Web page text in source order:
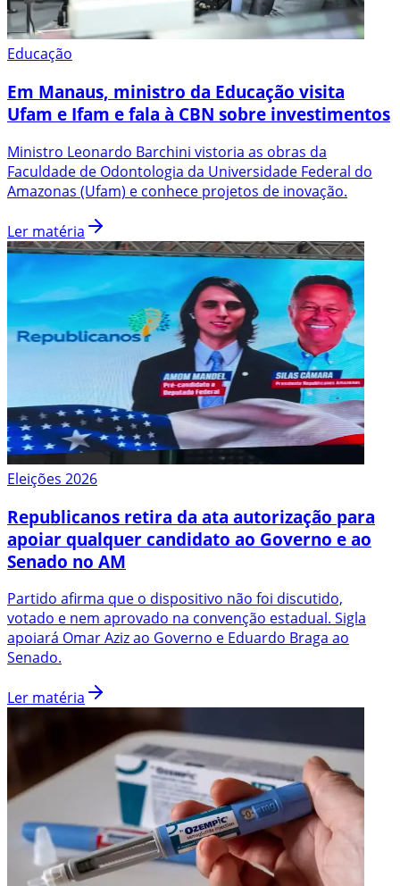
Educação
Em Manaus, ministro da Educação visita
Ufam e Ifam e fala à CBN sobre investimentos
Ministro Leonardo Barchini vistoria as obras da
Faculdade de Odontologia da Universidade Federal do
Amazonas (Ufam) e conhece projetos de inovação.
Ler matéria
Eleições 2026
Republicanos retira da ata autorização para
apoiar qualquer candidato ao Governo e ao
Senado no AM
Partido afirma que o dispositivo não foi discutido,
votado e nem aprovado na convenção estadual. Sigla
apoiará Omar Aziz ao Governo e Eduardo Braga ao
Senado.
Ler matéria